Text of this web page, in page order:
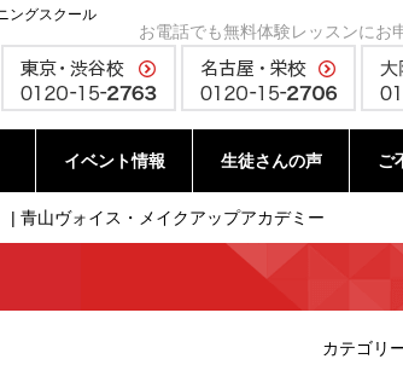
ングスクール
お電話でも無料体験レッスンにお
イベント情報 生徒さんの声 ご
| 青山ヴォイス・メイクアップアカデミー
カテゴリ